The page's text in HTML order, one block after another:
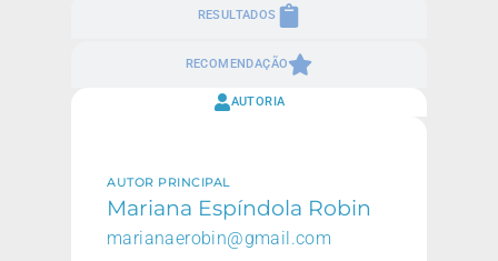
RESULTADOS
RECOMENDAÇÃO
AUTORIA
AUTOR PRINCIPAL
Mariana Espíndola Robin
marianaerobin@gmail.com